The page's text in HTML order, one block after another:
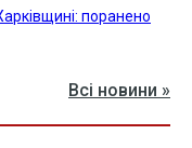
поранено
Всі новини »